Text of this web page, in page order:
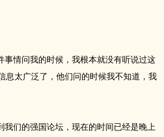
情问我的时候，我根本就没有听说过这
息太广泛了，他们问的时候我不知道，我
们的强国论坛，现在的时间已经是晚上